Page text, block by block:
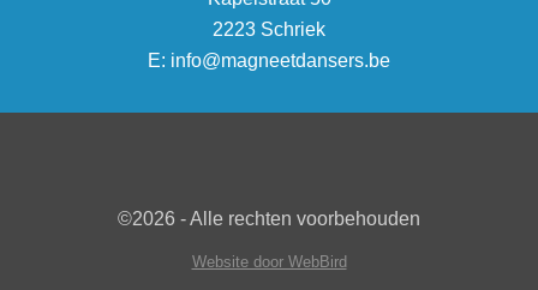
2223 Schriek
E: info@magneetdansers.be
©2026 - Alle rechten voorbehouden
Website door WebBird